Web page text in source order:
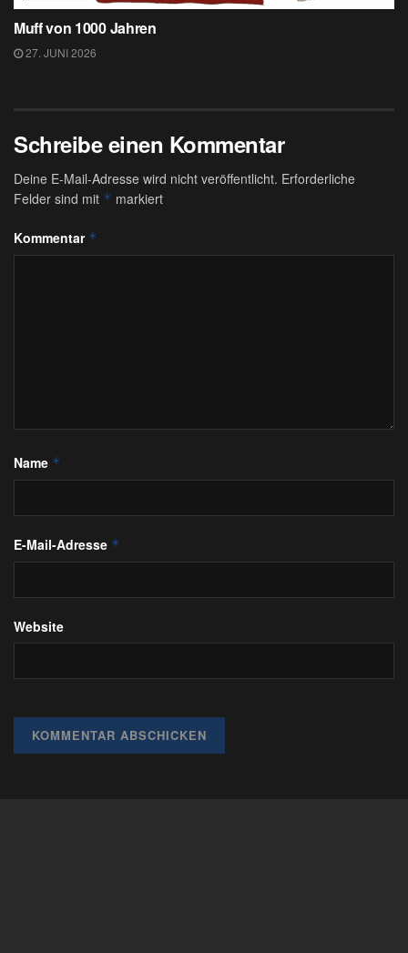
Muff von 1000 Jahren
27. JUNI 2026
Schreibe einen Kommentar
Deine E-Mail-Adresse wird nicht veröffentlicht. Erforderliche
Felder sind mit * markiert
Kommentar *
Name *
E-Mail-Adresse *
Website